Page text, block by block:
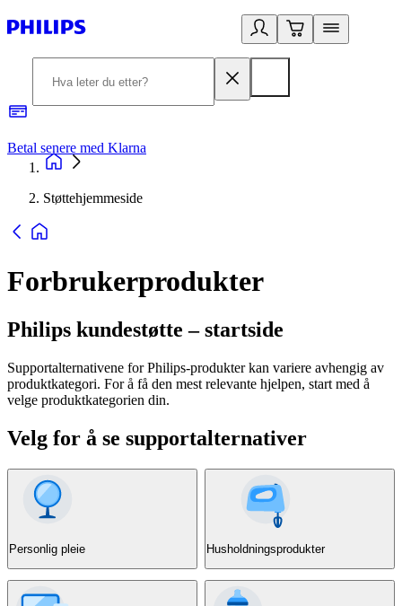
Betal senere med Klarna
Støttehjemmeside
Forbrukerprodukter
Philips kundestøtte – startside
Supportalternativene for Philips-produkter kan variere avhengig av
produktkategori. For å få den mest relevante hjelpen, start med å
velge produktkategorien din.
Velg for å se supportalternativer
Personlig pleie Husholdningsprodukter